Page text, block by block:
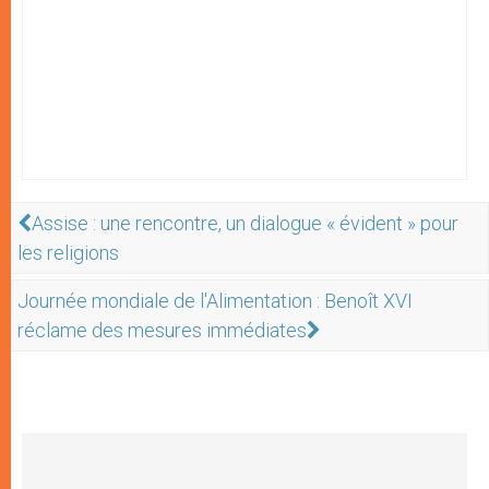
Assise : une rencontre, un dialogue « évident » pour
les religions
Journée mondiale de l'Alimentation : Benoît XVI
réclame des mesures immédiates